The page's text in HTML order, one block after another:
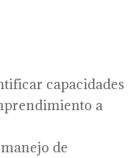
capacidades
a
de